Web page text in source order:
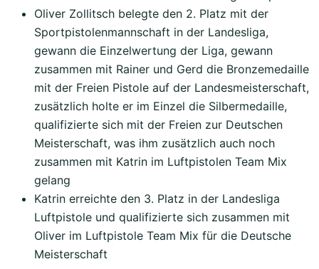
Oliver Zollitsch belegte den 2. Platz mit der
Sportpistolenmannschaft in der Landesliga,
gewann die Einzelwertung der Liga, gewann
zusammen mit Rainer und Gerd die Bronzemedaille
mit der Freien Pistole auf der Landesmeisterschaft,
zusätzlich holte er im Einzel die Silbermedaille,
qualifizierte sich mit der Freien zur Deutschen
Meisterschaft, was ihm zusätzlich auch noch
zusammen mit Katrin im Luftpistolen Team Mix
gelang
Katrin erreichte den 3. Platz in der Landesliga
Luftpistole und qualifizierte sich zusammen mit
Oliver im Luftpistole Team Mix für die Deutsche
Meisterschaft